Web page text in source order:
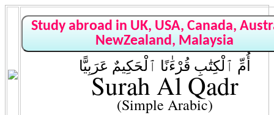
Study abroad in UK, USA, Canada,
NewZealand, Malaysia
أُمِّ ٱلْكِتَٰبِ قُرْءَٰنًا ٱلْحَكِيمٌ عَرَبِيًّا
Surah Al Qadr
(Simple Arabic)